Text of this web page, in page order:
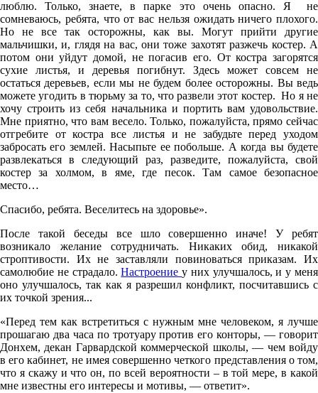
люблю. Только, знаете, в парке это очень опасно. Я не
сомневаюсь, ребята, что от вас нельзя ожидать ничего плохого.
Но не все так осторожны, как вы. Могут прийти другие
мальчишки, и, глядя на вас, они тоже захотят разжечь костер. А
потом они уйдут домой, не погасив его. От костра загорятся
сухие листья, и деревья погибнут. Здесь может совсем не
остаться деревьев, если мы не будем более осторожны. Вы ведь
можете угодить в тюрьму за то, что развели этот костер. Но я не
хочу строить из себя начальника и портить вам удовольствие.
Мне приятно, что вам весело. Только, пожалуйста, прямо сейчас
отгребите от костра все листья и не забудьте перед уходом
забросать его землей. Насыпьте ее побольше. А когда вы будете
развлекаться в следующий раз, разведите, пожалуйста, свой
костер за холмом, в яме, где песок. Там самое безопасное
место…
Спасибо, ребята. Веселитесь на здоровье».
После такой беседы все шло совершенно иначе! У ребят
возникало желание сотрудничать. Никаких обид, никакой
строптивости. Их не заставляли повиноваться приказам. Их
самолюбие не страдало.Настроениеу них улучшалось, и у меня
оно улучшалось, так как я разрешил конфликт, посчитавшись с
их точкой зрения...
«Перед тем как встретиться с нужным мне человеком, я лучше
прошагаю два часа по тротуару против его конторы, — говорит
Донхем, декан Гарвардской коммерческой школы, — чем войду
в его кабинет, не имея совершенно четкого представления о том,
что я скажу и что он, по всей вероятности – в той мере, в какой
мне известны его интересы и мотивы, — ответит».